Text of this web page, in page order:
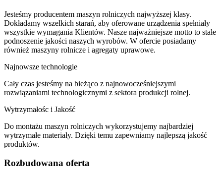
Jesteśmy producentem maszyn rolniczych najwyższej klasy.
Dokładamy wszelkich starań, aby oferowane urządzenia spełniały
wszystkie wymagania Klientów. Nasze najważniejsze motto to stałe
podnoszenie jakości naszych wyrobów. W ofercie posiadamy
również maszyny rolnicze i agregaty uprawowe.
Najnowsze technologie
Cały czas jesteśmy na bieżąco z najnowocześniejszymi
rozwiązaniami technologicznymi z sektora produkcji rolnej.
Wytrzymałośc i Jakość
Do montażu maszyn rolniczych wykorzystujemy najbardziej
wytrzymałe materiały. Dzięki temu zapewniamy najlepszą jakość
produktów.
Rozbudowana oferta